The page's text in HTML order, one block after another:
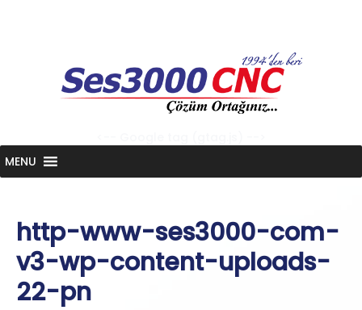
content
MENU
http-www-ses3000-com-
v3-wp-content-uploads-
22-pn